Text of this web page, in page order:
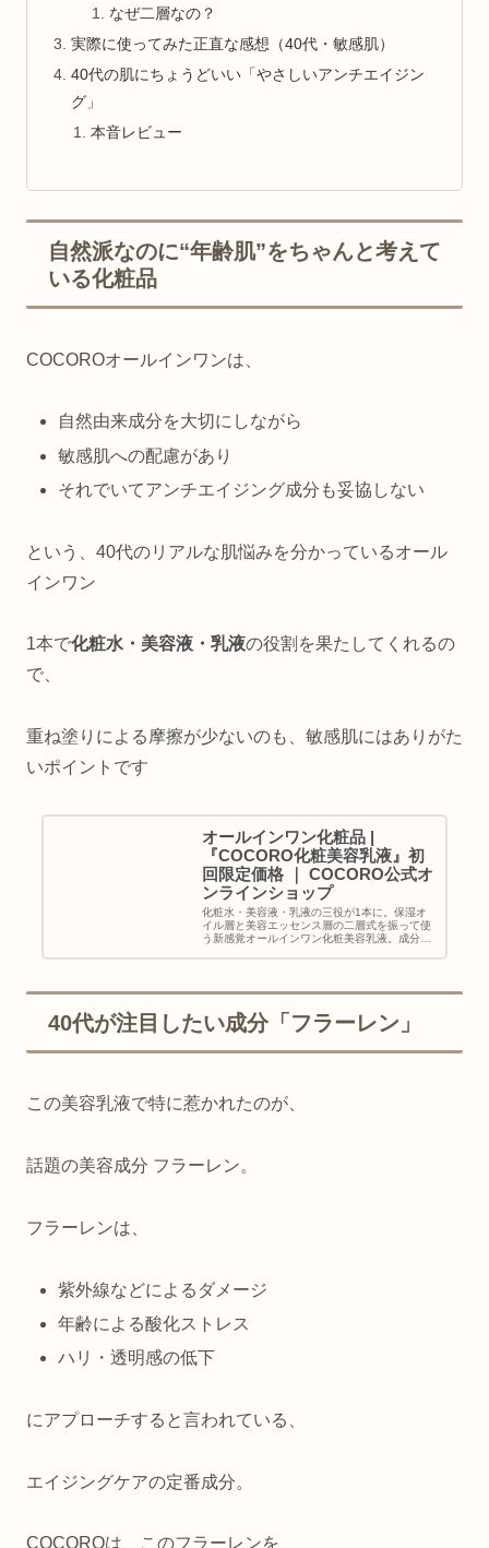
なぜ二層なの？
実際に使ってみた正直な感想（40代・敏感肌）
40代の肌にちょうどいい「やさしいアンチエイジン
グ」
本音レビュー
自然派なのに“年齢肌”をちゃんと考えて
いる化粧品
COCOROオールインワンは、
自然由来成分を大切にしながら
敏感肌への配慮があり
それでいてアンチエイジング成分も妥協しない
という、40代のリアルな肌悩みを分かっているオール
インワン
1本で化粧水・美容液・乳液の役割を果たしてくれるの
で、
重ね塗りによる摩擦が少ないのも、敏感肌にはありがた
いポイントです
オールインワン化粧品 |
『COCORO化粧美容乳液』初
回限定価格 ｜ COCORO公式オ
ンラインショップ
化粧水・美容液・乳液の三役が1本に。保湿オ
イル層と美容エッセンス層の二層式を振って使
う新感覚オールインワン化粧美容乳液。成分を
40代が注目したい成分「フラーレン」
この美容乳液で特に惹かれたのが、
話題の美容成分 フラーレン。
フラーレンは、
紫外線などによるダメージ
年齢による酸化ストレス
ハリ・透明感の低下
にアプローチすると言われている、
エイジングケアの定番成分。
COCOROは、このフラーレンを